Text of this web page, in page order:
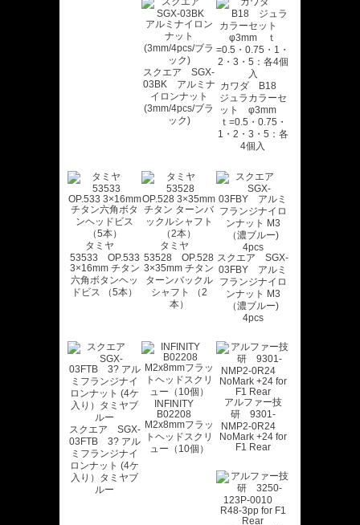
スクエア SGX-
03BK アルミナ
イロンナット
(3mm/4pcs/ブラ
ック)
カワダ B18
ジュラカラーセ
ット φ3mm
ｔ=0.5・0.75・
1・2・3・5：各
4個入
タミヤ
53533 OP.533
3×16mm チタン
六角ボタンヘッ
ドビス （5本）
タミヤ
53528 OP.528
3×35mm チタン
ターンバックル
シャフト （2
本）
スクエア SGX-
03FBY アルミ
フランジナイロ
ンナット M3
（濃ブルー)
4pcs
スクエア SGX-
03FTB 3? アル
ミフランジナイ
ロンナット (4ケ
入り）タミヤブ
ルー
INFINITY
B02208
M2x8mmフラッ
トヘッドスクリ
ュー（10個）
アルファー技
研 9301-
NMP2-0R24
NoMark +24 for
F1 Rear